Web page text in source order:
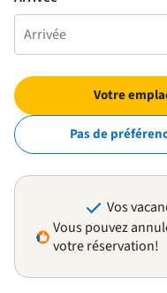
Votre
Pas de
Vos
Vous pouvez
votre réservation!